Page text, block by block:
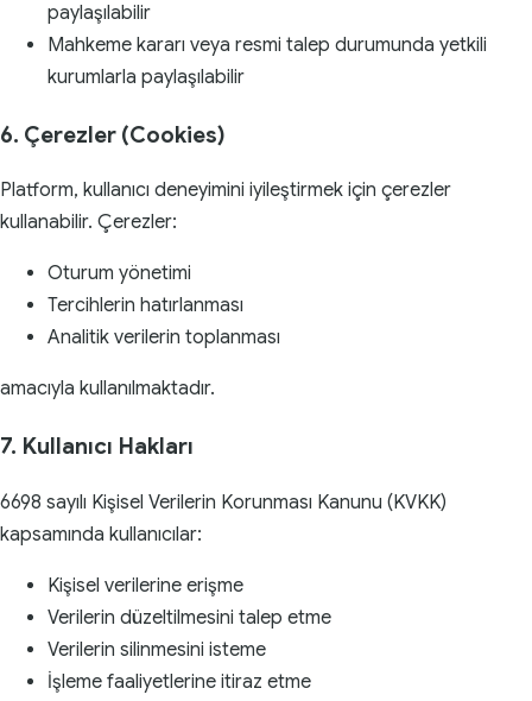
paylaşılabilir
Mahkeme kararı veya resmi talep durumunda yetkili
kurumlarla paylaşılabilir
6. Çerezler (Cookies)
Platform, kullanıcı deneyimini iyileştirmek için çerezler
kullanabilir. Çerezler:
Oturum yönetimi
Tercihlerin hatırlanması
Analitik verilerin toplanması
amacıyla kullanılmaktadır.
7. Kullanıcı Hakları
6698 sayılı Kişisel Verilerin Korunması Kanunu (KVKK)
kapsamında kullanıcılar:
Kişisel verilerine erişme
Verilerin düzeltilmesini talep etme
Verilerin silinmesini isteme
İşleme faaliyetlerine itiraz etme